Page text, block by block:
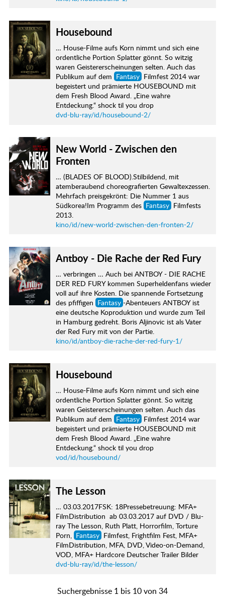
Housebound
… House-Filme aufs Korn nimmt und sich eine
ordentliche Portion Splatter gönnt. So witzig
waren Geistererscheinungen selten. Auch das
Publikum auf dem Fantasy Filmfest 2014 war
begeistert und prämierte HOUSEBOUND mit
dem Fresh Blood Award. „Eine wahre
Entdeckung.“ shock til you drop
dvd-blu-ray/id/housebound-2/
New World - Zwischen den
Fronten
… (BLADES OF BLOOD).Stilbildend, mit
atemberaubend choreografierten Gewaltexzessen.
Mehrfach preisgekrönt: Die Nummer 1 aus
Südkorea!Im Programm des Fantasy Filmfests
2013.
kino/id/new-world-zwischen-den-fronten-2/
Antboy - Die Rache der Red Fury
… verbringen … Auch bei ANTBOY - DIE RACHE
DER RED FURY kommen Superheldenfans wieder
voll auf ihre Kosten. Die spannende Fortsetzung
des pfiffigen Fantasy -Abenteuers ANTBOY ist
eine deutsche Koproduktion und wurde zum Teil
in Hamburg gedreht. Boris Aljinovic ist als Vater
der Red Fury mit von der Partie.
kino/id/antboy-die-rache-der-red-fury-1/
Housebound
… House-Filme aufs Korn nimmt und sich eine
ordentliche Portion Splatter gönnt. So witzig
waren Geistererscheinungen selten. Auch das
Publikum auf dem Fantasy Filmfest 2014 war
begeistert und prämierte HOUSEBOUND mit
dem Fresh Blood Award. „Eine wahre
Entdeckung.“ shock til you drop
vod/id/housebound/
The Lesson
… 03.03.2017FSK: 18Pressebetreuung: MFA+
FilmDistribution ab 03.03.2017 auf DVD / Blu-
ray The Lesson, Ruth Platt, Horrorfilm, Torture
Porn, Fantasy Filmfest, Frightfilm Fest, MFA+
FilmDistribution, MFA, DVD, Video-on-Demand,
VOD, MFA+ Hardcore Deutscher Trailer Bilder
dvd-blu-ray/id/the-lesson/
Suchergebnisse 1 bis 10 von 34